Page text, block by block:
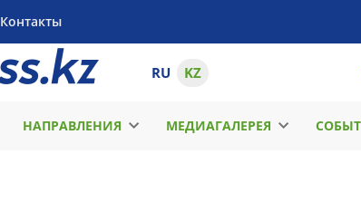
Контакты
RU KZ
НАПРАВЛЕНИЯ МЕДИАГАЛЕРЕЯ